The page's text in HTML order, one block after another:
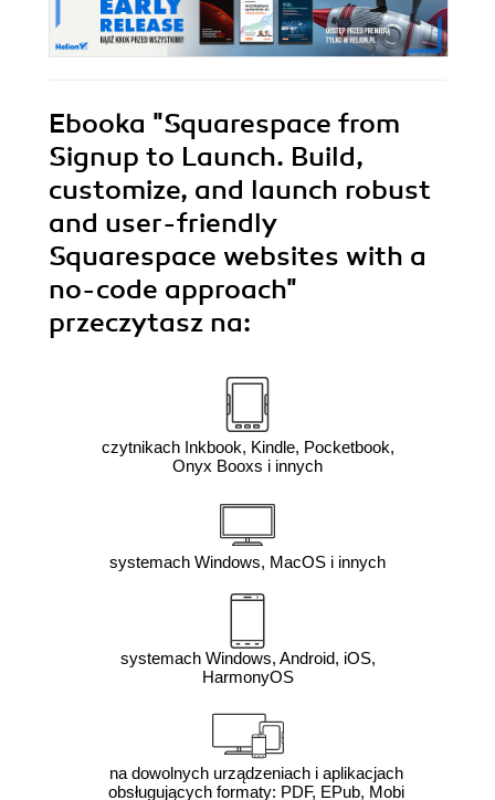
Ebooka "Squarespace from
Signup to Launch. Build,
customize, and launch robust
and user-friendly
Squarespace websites with a
no-code approach"
przeczytasz na:
czytnikach Inkbook, Kindle, Pocketbook,
Onyx Booxs i innych
systemach Windows, MacOS i innych
systemach Windows, Android, iOS,
HarmonyOS
na dowolnych urządzeniach i aplikacjach
obsługujących formaty: PDF, EPub, Mobi